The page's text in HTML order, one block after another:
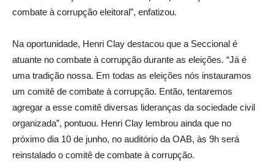
combate à corrupção eleitoral”, enfatizou.
Na oportunidade, Henri Clay destacou que a Seccional é
atuante no combate à corrupção durante as eleições. “Já é
uma tradição nossa. Em todas as eleições nós instauramos
um comitê de combate à corrupção. Então, tentaremos
agregar a esse comitê diversas lideranças da sociedade civil
organizada”, pontuou. Henri Clay lembrou ainda que no
próximo dia 10 de junho, no auditório da OAB, às 9h será
reinstalado o comitê de combate à corrupção.